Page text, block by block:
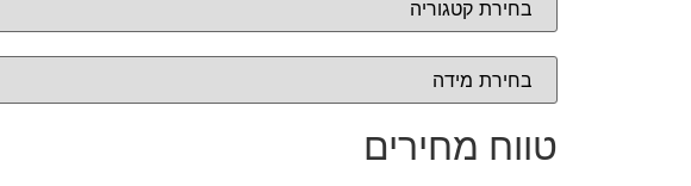
טווח מחירים